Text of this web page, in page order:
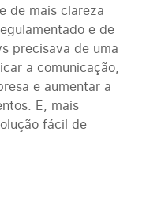
de mais clareza
e de
precisava de uma
a comunicação,
e aumentar a
E, mais
fácil de